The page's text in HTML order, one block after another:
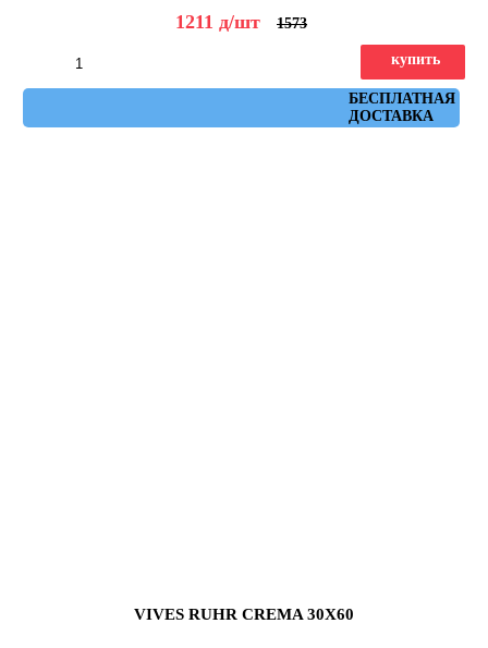
1211 д/шт 1573
БЕСПЛАТНАЯ
ДОСТАВКА
купить
VIVES RUHR CREMA 30X60